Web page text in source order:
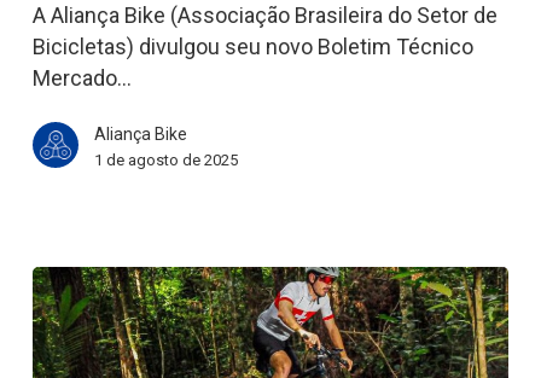
A Aliança Bike (Associação Brasileira do Setor de
Bicicletas) divulgou seu novo Boletim Técnico
Mercado…
Aliança Bike
1 de agosto de 2025